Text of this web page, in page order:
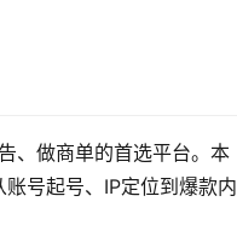
、做商单的首选平台。本
账号起号、IP定位到爆款内